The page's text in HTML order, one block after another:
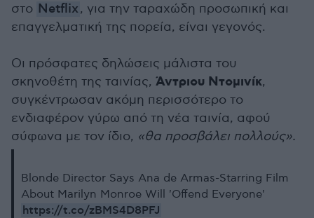
στο Netflix, για την ταραχώδη προσωπική και
επαγγελματική της πορεία, είναι γεγονός.
Οι πρόσφατες δηλώσεις μάλιστα του
σκηνοθέτη της ταινίας, Άντριου Ντομινίκ,
συγκέντρωσαν ακόμη περισσότερο το
ενδιαφέρον γύρω από τη νέα ταινία, αφού
σύφωνα με τον ίδιο, «θα προσβάλει πολλούς».
Blonde Director Says Ana de Armas-Starring Film
About Marilyn Monroe Will 'Offend Everyone'
https://t.co/zBMS4D8PFJ